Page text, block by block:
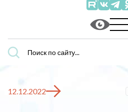
Поиск
по
12.12.2022